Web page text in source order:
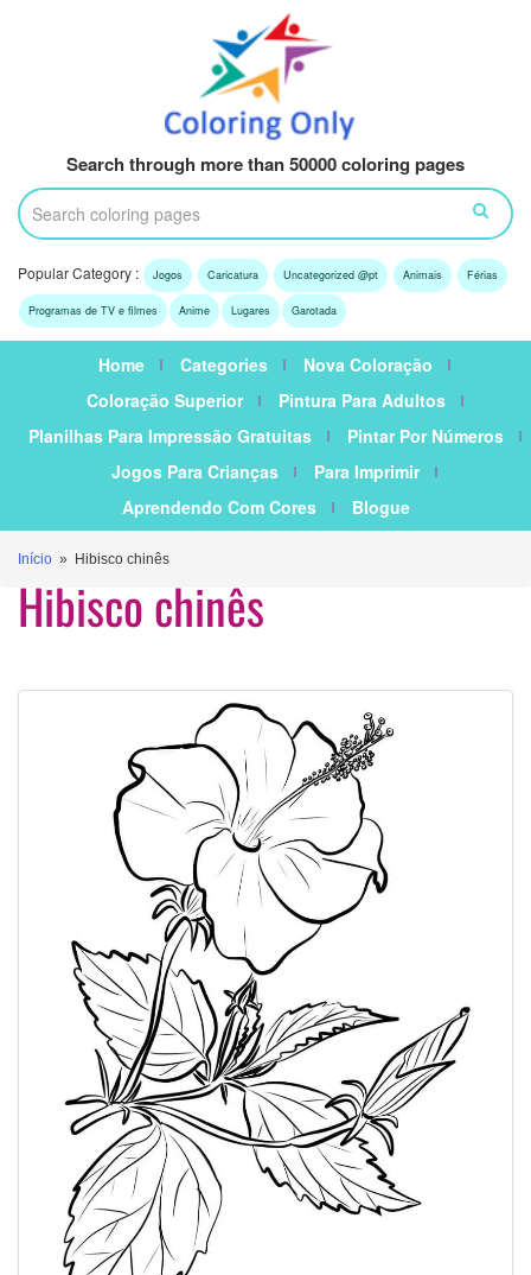
Search through more than 50000 coloring pages
Popular Category : Jogos Caricatura Uncategorized @pt Animais Férias
Programas de TV e filmes Anime Lugares Garotada
Home Categories
Nova Coloração
Coloração Superior
Pintura Para Adultos
Planilhas Para Impressão Gratuitas
Pintar Por Números
Jogos Para Crianças
Para Imprimir
Aprendendo Com Cores
Blogue
Início » Hibisco chinês
Hibisco chinês